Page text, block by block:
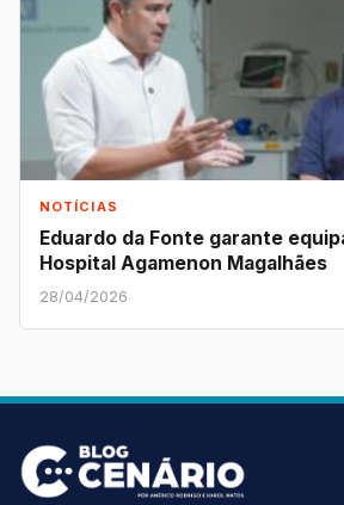
NOTÍCIAS
Eduardo da Fonte garante
Hospital Agamenon Magalhães
28/04/2026